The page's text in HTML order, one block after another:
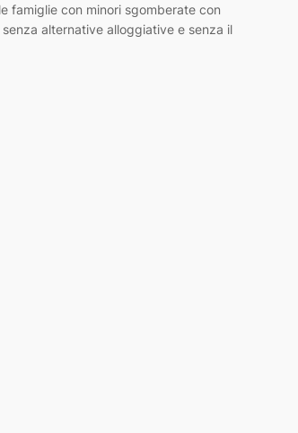
famiglie con minori sgomberate con
alternative alloggiative e senza il